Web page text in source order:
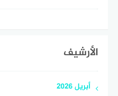
الأرشيف
أبريل 2026